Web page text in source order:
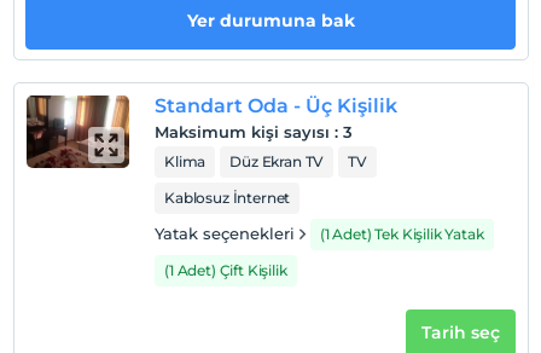
Haritada Göster
En erken saat 14:00 ve sonrası
Yer durumuna bak
Standart Oda - Üç Kişilik
Maksimum kişi sayısı : 3
Klima Düz Ekran TV
TV
Kablosuz İnternet
Yatak seçenekleri
(1 Adet) Tek Kişilik Yatak
(1 Adet) Çift Kişilik
Tarih seç